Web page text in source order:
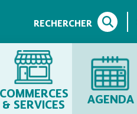
RECHERCHER
COMMERCES
& SERVICES AGENDA